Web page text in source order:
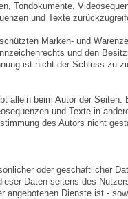
Tondokumente,
und Texte
Marken- und
und den
ist nicht der Schluss zu
allein beim Autor der Seiten.
und Texte in
des Autors nicht
oder geschäftlicher
Daten seitens des
angebotenen Dienste ist -